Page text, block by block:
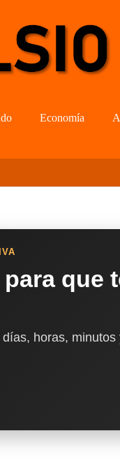
Economía
que
horas,